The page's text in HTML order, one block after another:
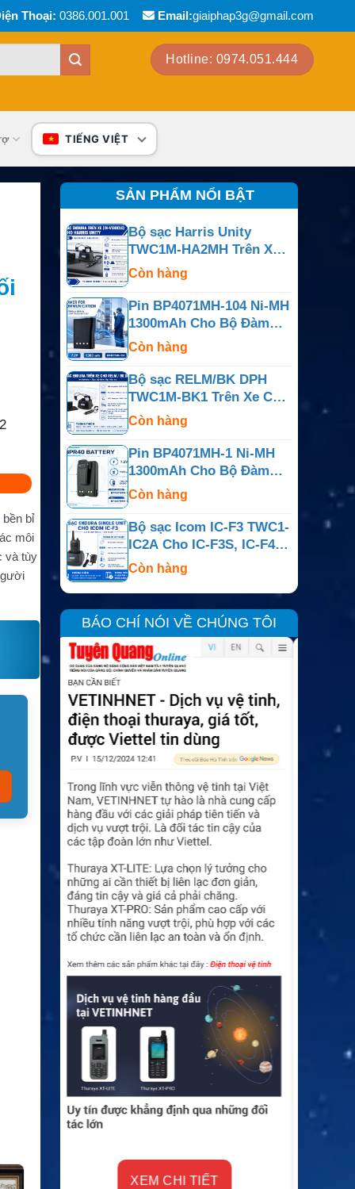
Thoại: 0386.001.001 Email:giaiphap3g@gmail.com
Hotline: 0974.051.444
TIẾNG VIỆT
bỉ
môi
và tùy
SẢN PHẨM NỔI BẬT
Bộ sạc Harris Unity
TWC1M-HA2MH Trên Xe
Cho Unity Và XG-100P
Còn hàng
Pin BP4071MH-104 Ni-MH
1300mAh Cho Bộ Đàm
Motorola BPR40 Và
BearCom BC130
Còn hàng
Bộ sạc RELM/BK DPH
TWC1M-BK1 Trên Xe Cho
DPH, EPH, GPH, LPA,
LPH Và LPX
Còn hàng
Pin BP4071MH-1 Ni-MH
1300mAh Cho Bộ Đàm
Motorola BPR40 Và
BearCom BC130
Còn hàng
Bộ sạc Icom IC-F3 TWC1-
IC2A Cho IC-F3S, IC-F4,
IC-F4S Và IC-T2A
Còn hàng
BÁO CHÍ NÓI VỀ CHÚNG TÔI
XEM CHI TIẾT